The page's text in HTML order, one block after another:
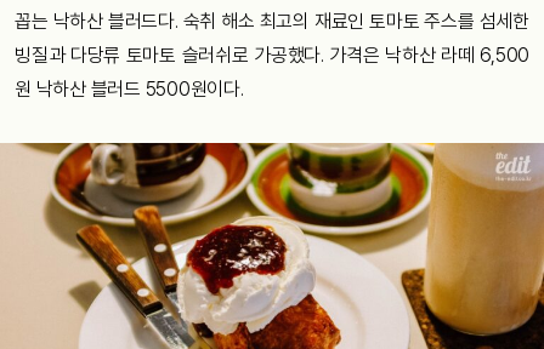
꼽는 낙하산 블러드다. 숙취 해소 최고의 재료인 토마토 주스를 섬세한
빙질과 다당류 토마토 슬러쉬로 가공했다. 가격은 낙하산 라떼 6,500
원 낙하산 블러드 5500원이다.